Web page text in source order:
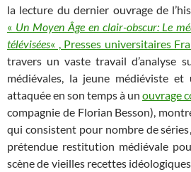
la lecture du dernier ouvrage de
« Un Moyen Âge en clair-obscur: Le
télévisées« , Presses universitaires
travers un vaste travail d’analyse
médiévales, la jeune médiéviste et
attaquée en son temps à un ouvrage
compagnie de Florian Besson),
qui consistent pour nombre de
prétendue restitution médiévale
scène de vieilles recettes